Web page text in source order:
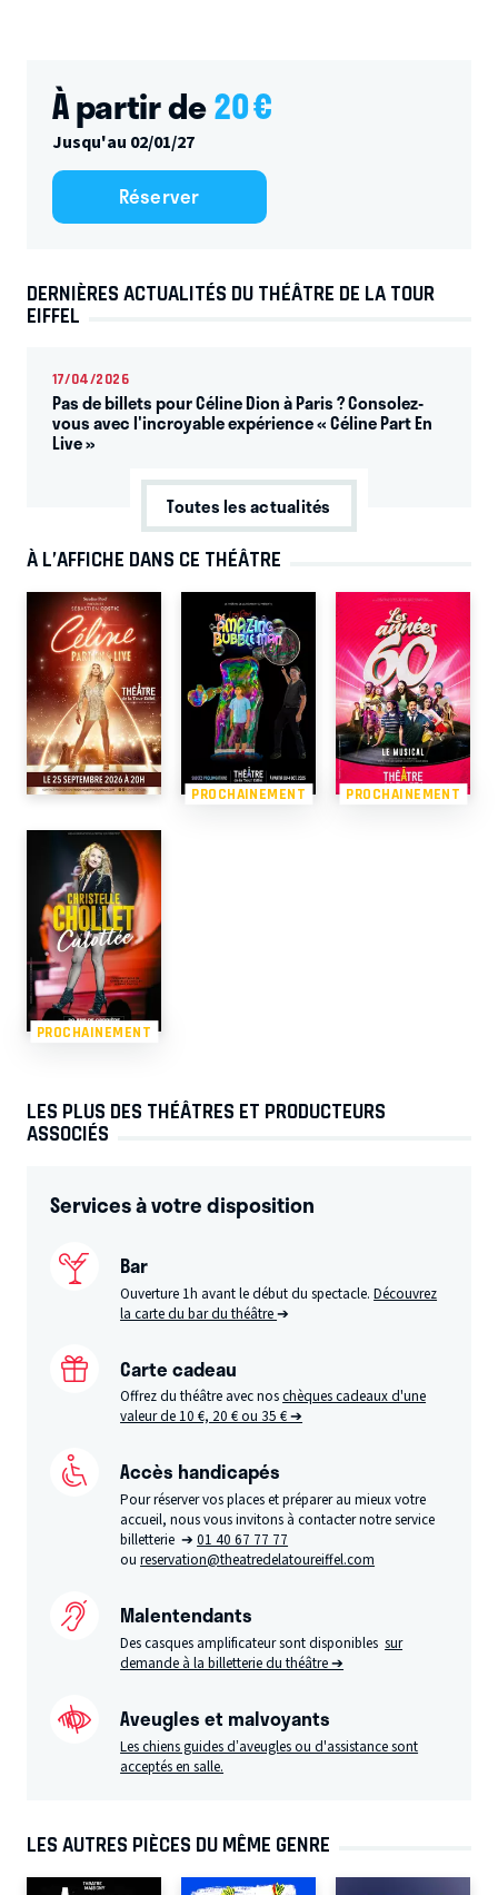
À partir de20€
Jusqu'au 02/01/27
Réserver
DERNIÈRES ACTUALITÉS DU THÉÂTRE DE LA TOUR
EIFFEL
17/04/2026
Pas de billets pour Céline Dion à Paris ? Consolez-
vous avec l'incroyable expérience « Céline Part En
Live »
Toutes les actualités
À L’AFFICHE DANS CE THÉÂTRE
PROCHAINEMENT PROCHAINEMENT
PROCHAINEMENT
LES PLUS DES THÉÂTRES ET PRODUCTEURS
ASSOCIÉS
Services à votre disposition
Bar
Ouverture 1h avant le début du spectacle.Découvrez
la carte du bar du théâtre➔
Carte cadeau
Offrez du théâtre avec noschèques cadeaux d'une
valeur de 10 €, 20 € ou 35 € ➔
Accès handicapés
Pour réserver vos places et préparer au mieux votre
accueil, nous vous invitons à contacter notre service
billetterie ➔01 40 67 77 77
oureservation@theatredelatoureiffel.com
Malentendants
Des casques amplificateur sont disponiblessur
demande à la billetterie du théâtre ➔
Aveugles et malvoyants
Les chiens guides d’aveugles ou d'assistance sont
acceptés en salle.
LES AUTRES PIÈCES DU MÊME GENRE